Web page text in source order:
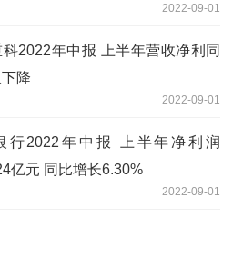
2022-09-01
科2022年中报 上半年营收净利同
降
2022-09-01
行2022年中报 上半年净利润
亿元 同比增长6.30%
2022-09-01